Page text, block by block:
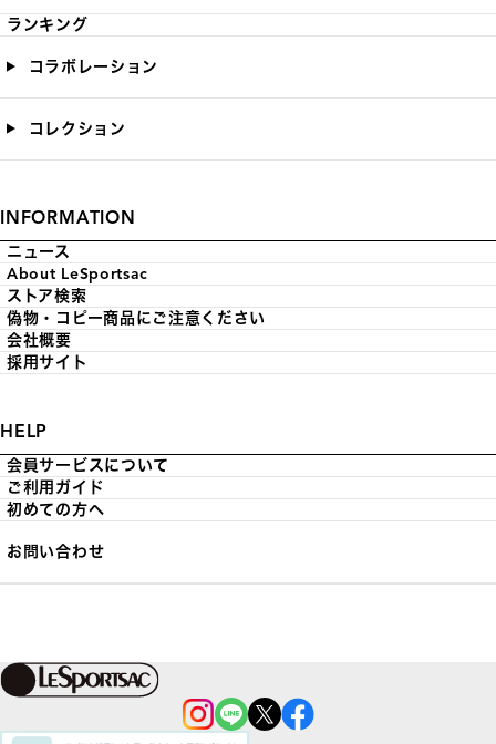
ランキング
コラボレーション
コレクション
INFORMATION
ニュース
About LeSportsac
ストア検索
偽物・コピー商品にご注意ください
会社概要
採用サイト
HELP
会員サービスについて
ご利用ガイド
初めての方へ
お問い合わせ